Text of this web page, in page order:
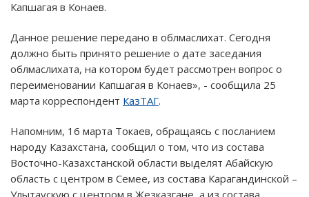
Капшагая в Конаев.
Данное решение передано в облмаслихат. Сегодня
должно быть принято решение о дате заседания
облмаслихата, на котором будет рассмотрен вопрос о
переименовании Капшагая в Конаев», - сообщила 25
марта корреспондент КазТАГ.
Напомним, 16 марта Токаев, обращаясь с посланием
народу Казахстана, сообщил о том, что из состава
Восточно-Казахстанской области выделят Абайскую
область с центром в Семее, из состава Карагандинской –
Улытаускую с центром в Жезказгане, а из состава